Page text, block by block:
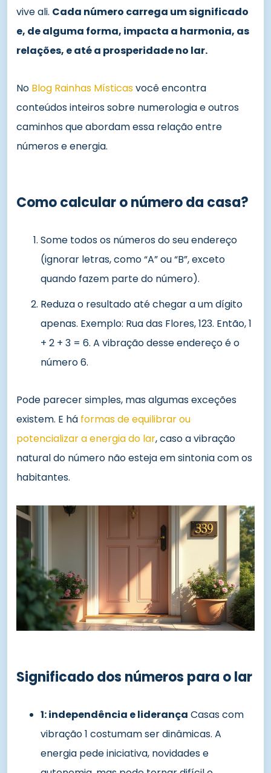
vive ali. Cada número carrega um significado
e, de alguma forma, impacta a harmonia, as
relações, e até a prosperidade no lar.
No Blog Rainhas Místicasvocê encontra
conteúdos inteiros sobre numerologia e outros
caminhos que abordam essa relação entre
números e energia.
Como calcular o número da casa?
Some todos os números do seu endereço
(ignorar letras, como “A” ou “B”, exceto
quando fazem parte do número).
Reduza o resultado até chegar a um dígito
apenas. Exemplo: Rua das Flores, 123. Então, 1
+ 2 + 3 = 6. A vibração desse endereço é o
número 6.
Pode parecer simples, mas algumas exceções
existem. E há formas de equilibrar ou
potencializar a energia do lar, caso a vibração
natural do número não esteja em sintonia com os
habitantes.
Significado dos números para o lar
1: independência e liderança Casas com
vibração 1 costumam ser dinâmicas. A
energia pede iniciativa, novidades e